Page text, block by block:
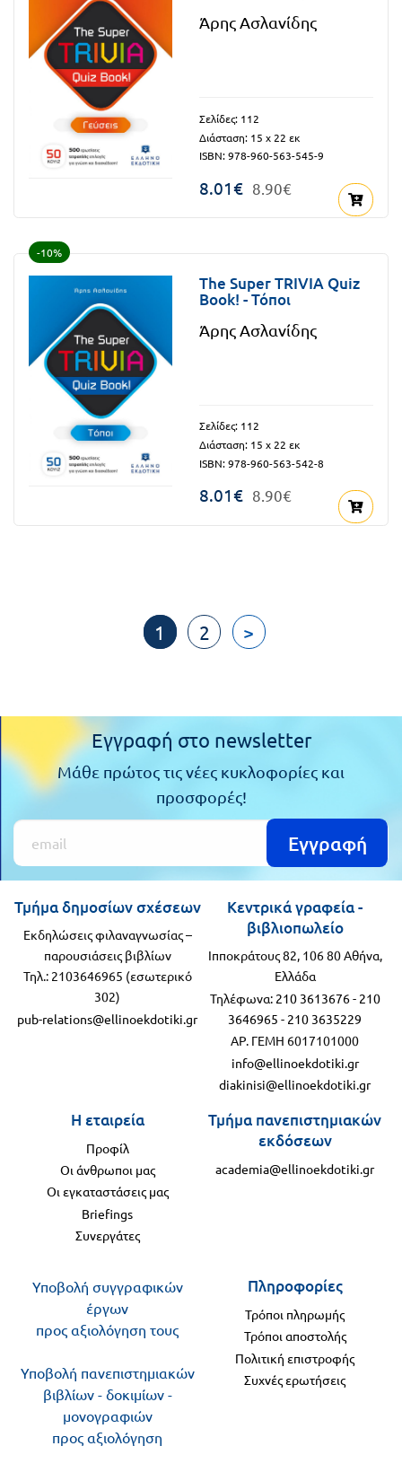
Άρης Ασλανίδης
Σελίδες: 112
Διάσταση: 15 x 22 εκ
ISBN: 978-960-563-545-9
8.01€ 8.90€
-10%
The Super TRIVIA Quiz
Book! - Τόποι
Άρης Ασλανίδης
Σελίδες: 112
Διάσταση: 15 x 22 εκ
ISBN: 978-960-563-542-8
8.01€ 8.90€
1 2 >
Εγγραφή στο newsletter
Μάθε πρώτος τις νέες κυκλοφορίες και
προσφορές!
Εγγραφή
Κεντρικά γραφεία -
βιβλιοπωλείο
Ιπποκράτους 82, 106 80 Αθήνα,
Ελλάδα
Τηλέφωνα: 210 3613676- 210
3646965 - 210 3635229
ΑΡ. ΓΕΜΗ 6017101000
info@ellinoekdotiki.gr
diakinisi@ellinoekdotiki.gr
Η εταιρεία
Προφίλ
Οι άνθρωποι μας
Οι εγκαταστάσεις μας
Briefings
Συνεργάτες
Τμήμα δημοσίων σχέσεων
Εκδηλώσεις φιλαναγνωσίας –
παρουσιάσεις βιβλίων
Τηλ.: 2103646965 (εσωτερικό
302)
pub-relations@ellinoekdotiki.gr
Τμήμα πανεπιστημιακών
εκδόσεων
academia@ellinoekdotiki.gr
Πληροφορίες
Τρόποι πληρωμής
Τρόποι αποστολής
Πολιτική επιστροφής
Συχνές ερωτήσεις
Υποβολή συγγραφικών
έργων
προς αξιολόγηση τους
Υποβολή πανεπιστημιακών
βιβλίων - δοκιμίων -
μονογραφιών
προς αξιολόγηση